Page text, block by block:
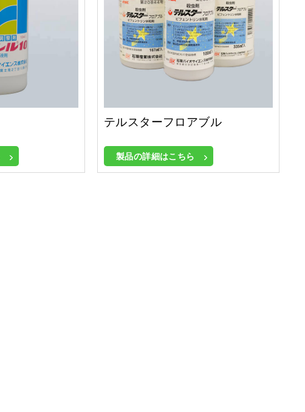
テルスターフロアブル
製品の詳細はこちら